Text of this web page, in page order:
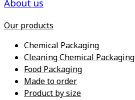
About us
Our products
Chemical Packaging
Cleaning Chemical Packaging
Food Packaging
Made to order
Product by size